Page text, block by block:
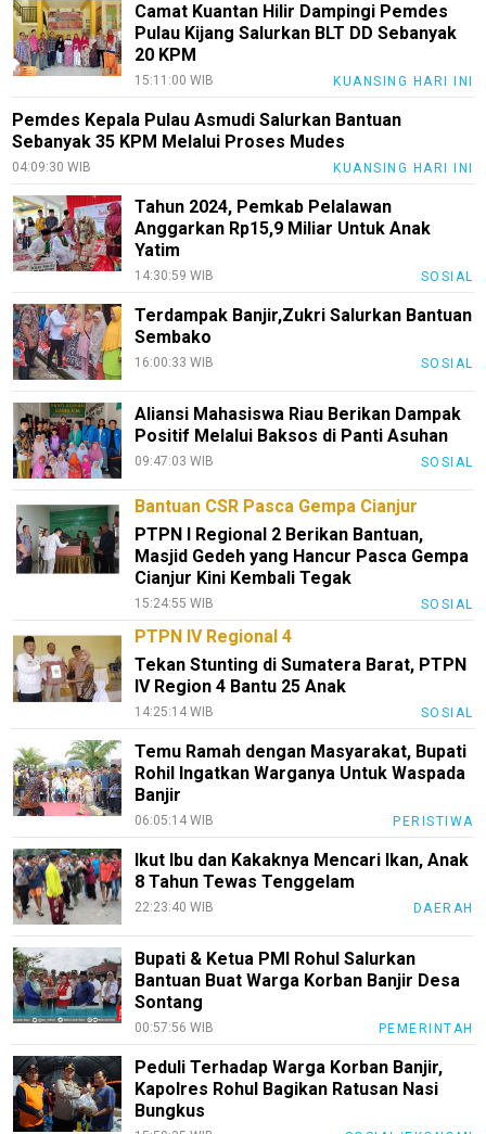
Camat Kuantan Hilir Dampingi Pemdes
Pulau Kijang Salurkan BLT DD Sebanyak
20 KPM
15:11:00 WIB KUANSING HARI INI
Pemdes Kepala Pulau Asmudi Salurkan Bantuan
Sebanyak 35 KPM Melalui Proses Mudes
04:09:30 WIB KUANSING HARI INI
Tahun 2024, Pemkab Pelalawan
Anggarkan Rp15,9 Miliar Untuk Anak
Yatim
14:30:59 WIB SOSIAL
Terdampak Banjir,Zukri Salurkan Bantuan
Sembako
16:00:33 WIB SOSIAL
Aliansi Mahasiswa Riau Berikan Dampak
Positif Melalui Baksos di Panti Asuhan
09:47:03 WIB SOSIAL
Bantuan CSR Pasca Gempa Cianjur
PTPN I Regional 2 Berikan Bantuan,
Masjid Gedeh yang Hancur Pasca Gempa
Cianjur Kini Kembali Tegak
15:24:55 WIB SOSIAL
PTPN IV Regional 4
Tekan Stunting di Sumatera Barat, PTPN
IV Region 4 Bantu 25 Anak
14:25:14 WIB SOSIAL
Temu Ramah dengan Masyarakat, Bupati
Rohil Ingatkan Warganya Untuk Waspada
Banjir
06:05:14 WIB PERISTIWA
Ikut Ibu dan Kakaknya Mencari Ikan, Anak
8 Tahun Tewas Tenggelam
22:23:40 WIB DAERAH
Bupati & Ketua PMI Rohul Salurkan
Bantuan Buat Warga Korban Banjir Desa
Sontang
00:57:56 WIB PEMERINTAH
Peduli Terhadap Warga Korban Banjir,
Kapolres Rohul Bagikan Ratusan Nasi
Bungkus
Kode
Etik
Internal
Disclaimer
Kami
Pedoman
Media
Redaksi
Index
All